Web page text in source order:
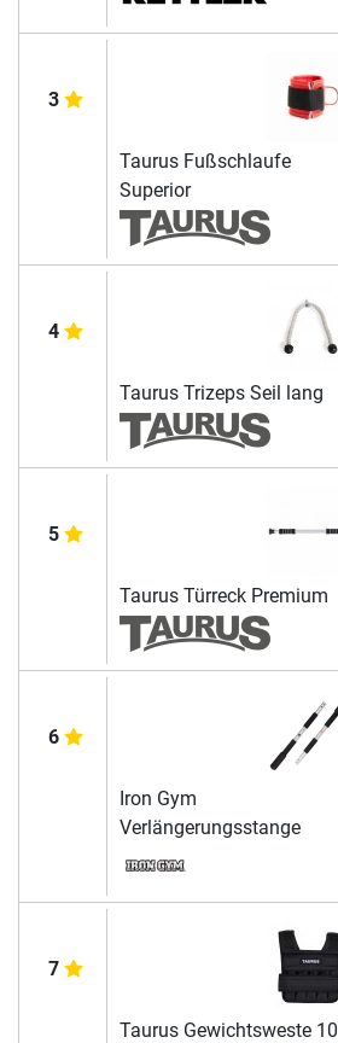
3
Taurus Fußschlaufe
Superior
4
Taurus Trizeps Seil lang
5
Taurus Türreck Premium
6
Iron Gym
Verlängerungsstange
7
Taurus Gewichtsweste 10